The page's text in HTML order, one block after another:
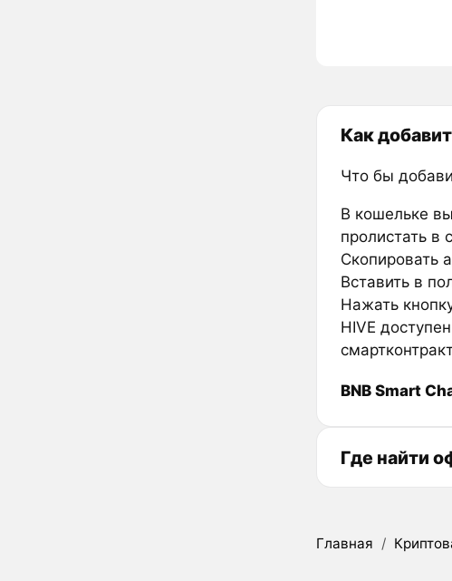
Как
Что бы
В кошельке
пролистать в
Скопировать
Вставить в
Нажать
HIVE
BNB Smart
Где найти
Главная /